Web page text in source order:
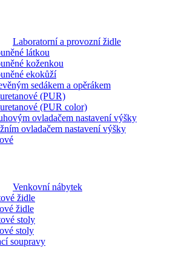
Laboratorní a provozní židle
látkou
koženkou
ekokůží
sedákem a opěrákem
(PUR)
(PUR color)
ovladačem nastavení výšky
ovladačem nastavení výšky
Venkovní nábytek
židle
židle
stoly
stoly
soupravy